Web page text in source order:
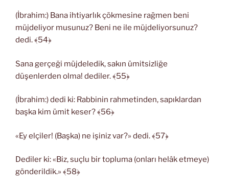
(İbrahim:) Bana ihtiyarlık çökmesine rağmen beni
müjdeliyor musunuz? Beni ne ile müjdeliyorsunuz?
dedi. ﴾54﴿
Sana gerçeği müjdeledik, sakın ümitsizliğe
düşenlerden olma! dediler. ﴾55﴿
(İbrahim:) dedi ki: Rabbinin rahmetinden, sapıklardan
başka kim ümit keser? ﴾56﴿
«Ey elçiler! (Başka) ne işiniz var?» dedi. ﴾57﴿
Dediler ki: «Biz, suçlu bir topluma (onları helâk etmeye)
gönderildik.» ﴾58﴿